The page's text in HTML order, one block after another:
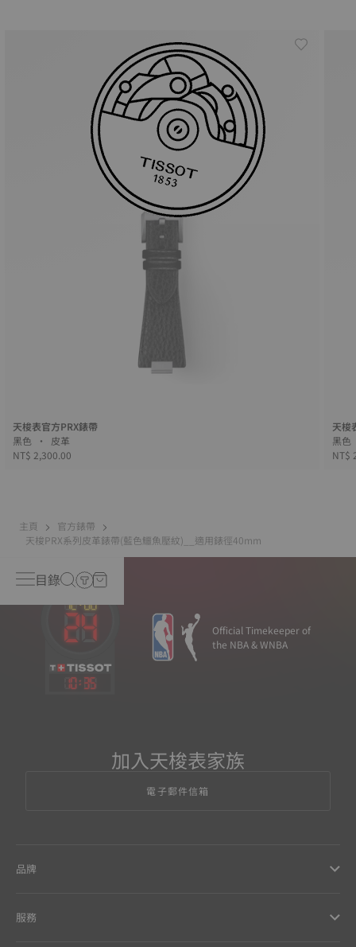
天梭表官方PRX錶帶
黑色 • 皮革
NT$ 2,300.00
天梭
NT$
主頁
官方錶帶
天梭PRX系列皮革錶帶(藍色鱷魚壓紋)__適用錶徑40mm
目錄
10: 35
Official Timekeeper of
the NBA & WNBA
加入天梭表家族
電子郵件信箱
品牌
服務